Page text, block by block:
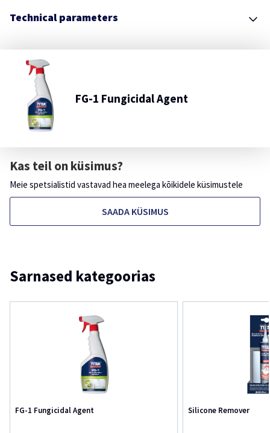
Technical parameters
FG-1 Fungicidal Agent
Kas teil on küsimus?
Meie spetsialistid vastavad hea meelega kõikidele küsimustele
SAADA KÜSIMUS
Sarnased kategoorias
FG-1 Fungicidal Agent Silicone Remover